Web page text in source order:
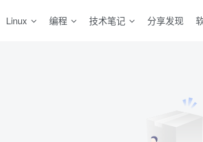
Linux 编程 技术笔记 分享发现